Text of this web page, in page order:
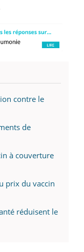
contre le
de
à couverture
prix du vaccin
réduisent le